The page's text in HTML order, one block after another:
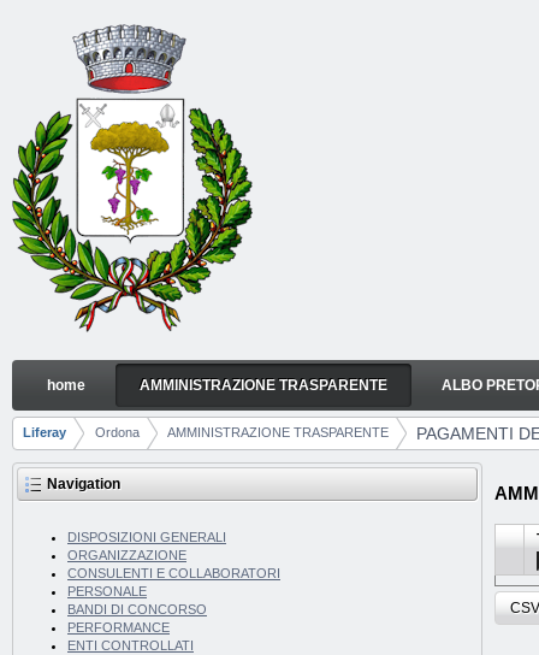
Skip to Content
PAGAMENTI DELL'AMMINISTRAZIONE
Navigation
home AMMINISTRAZIONE TRASPARENTE ALBO
Breadcrumbs
Liferay Ordona AMMINISTRAZIONE TRASPARENTE PAGAMENTI
Navigation
DISPOSIZIONI GENERALI
ORGANIZZAZIONE
CONSULENTI E COLLABORATORI
PERSONALE
BANDI DI CONCORSO
PERFORMANCE
ENTI CONTROLLATI